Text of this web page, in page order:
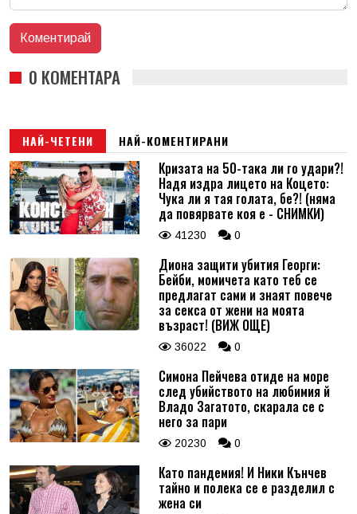
0 КОМЕНТАРА
НАЙ-ЧЕТЕНИ НАЙ-КОМЕНТИРАНИ
Кризата на 50-така ли го удари?!
Надя издра лицето на Коцето:
Чука ли я тая голата, бе?! (няма
да повярвате коя е - СНИМКИ)
41230 0
Диона защити убития Георги:
Бейби, момичета като теб се
предлагат сами и знаят повече
за секса от жени на моята
възраст! (ВИЖ ОЩЕ)
36022 0
Симона Пейчева отиде на море
след убийството на любимия й
Владо Загатото, скарала се с
него за пари
20230 0
Като пандемия! И Ники Кънчев
тайно и полека се е разделил с
жена си